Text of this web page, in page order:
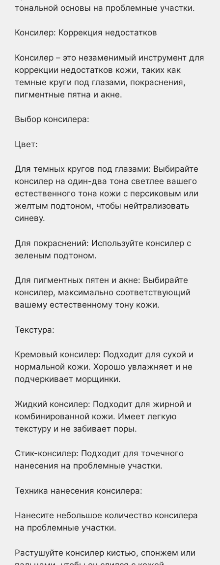
тональной основы на проблемные участки.
Консилер: Коррекция недостатков
Консилер – это незаменимый инструмент для
коррекции недостатков кожи, таких как
темные круги под глазами, покраснения,
пигментные пятна и акне.
Выбор консилера:
Цвет:
Для темных кругов под глазами: Выбирайте
консилер на один-два тона светлее вашего
естественного тона кожи с персиковым или
желтым подтоном, чтобы нейтрализовать
синеву.
Для покраснений: Используйте консилер с
зеленым подтоном.
Для пигментных пятен и акне: Выбирайте
консилер, максимально соответствующий
вашему естественному тону кожи.
Текстура:
Кремовый консилер: Подходит для сухой и
нормальной кожи. Хорошо увлажняет и не
подчеркивает морщинки.
Жидкий консилер: Подходит для жирной и
комбинированной кожи. Имеет легкую
текстуру и не забивает поры.
Стик-консилер: Подходит для точечного
нанесения на проблемные участки.
Техника нанесения консилера:
Нанесите небольшое количество консилера
на проблемные участки.
Растушуйте консилер кистью, спонжем или